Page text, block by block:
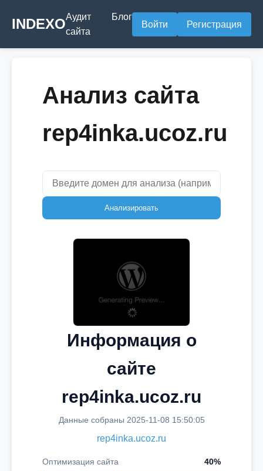
INDEXOАудит
сайта
Блог
Войти Регистрация
Анализ сайта
rep4inka.ucoz.ru
Анализировать
Информация о
сайте
rep4inka.ucoz.ru
Данные собраны 2025-11-08 15:50:05
rep4inka.ucoz.ru
Оптимизация сайта 40%